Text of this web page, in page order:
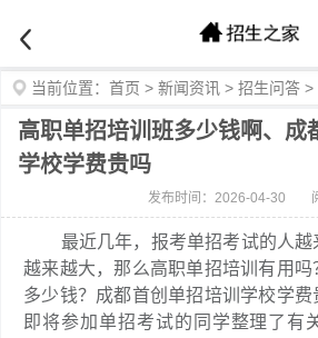
当前位置： 首页 > 新闻资讯 > 招生问答 >
高职单招培训班多少钱啊、成
学校学费贵吗
发布时间：2026-04-30
最近几年，报考单招考试的人越
越来越大，那么高职单招培训有用
多少钱？成都首创单招培训学校学
即将参加单招考试的同学整理了有